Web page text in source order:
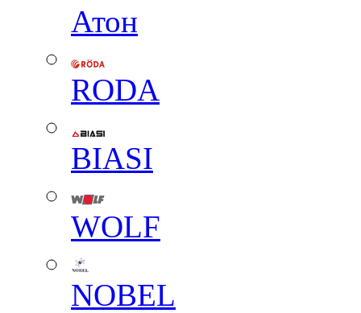
Атон
RODA
BIASI
WOLF
NOBEL